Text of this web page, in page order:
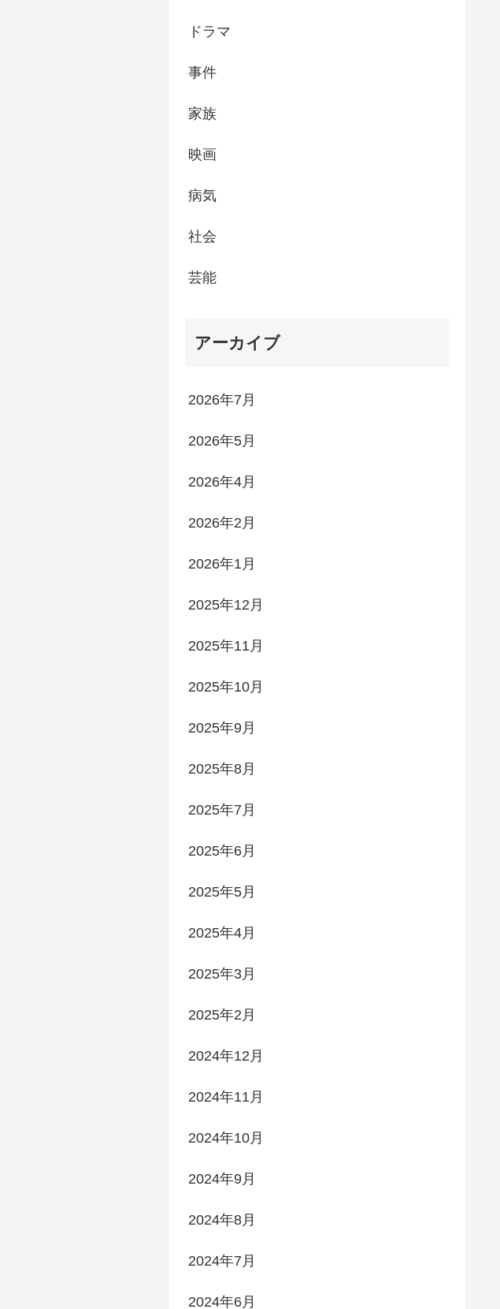
ドラマ
事件
家族
映画
病気
社会
芸能
アーカイブ
2026年7月
2026年5月
2026年4月
2026年2月
2026年1月
2025年12月
2025年11月
2025年10月
2025年9月
2025年8月
2025年7月
2025年6月
2025年5月
2025年4月
2025年3月
2025年2月
2024年12月
2024年11月
2024年10月
2024年9月
2024年8月
2024年7月
2024年6月